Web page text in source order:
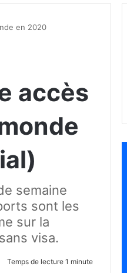
en 2020
accès
semaine
sont les
sur la
visa.
Temps de lecture 1 minute